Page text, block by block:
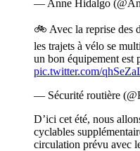
— Anne Hidalgo
🚲 Avec la reprise des
les trajets à vélo se
un bon équipement est
pic.twitter.com/
— Sécurité routière
D’ici cet été, nous
cyclables
circulation prévu avec